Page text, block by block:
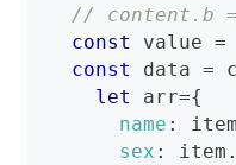
// content.b =
const
value =
const
data =
let
arr={
name : item
sex : item .